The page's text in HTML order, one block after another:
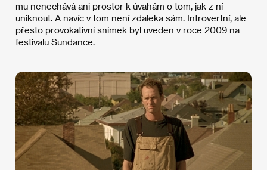
mu nenechává ani prostor k úvahám o tom, jak z ní
uniknout. A navíc v tom není zdaleka sám. Introvertní, ale
přesto provokativní snímek byl uveden v roce 2009 na
festivalu Sundance.